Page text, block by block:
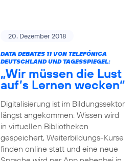
20. Dezember 2018
DATA DEBATES 11 VON TELEFÓNICA
DEUTSCHLAND UND TAGESSPIEGEL:
„Wir müssen die Lust
auf’s Lernen wecken“
Digitalisierung ist im Bildungssektor
längst angekommen: Wissen wird
in virtuellen Bibliotheken
gespeichert, Weiterbildungs-Kurse
finden online statt und eine neue